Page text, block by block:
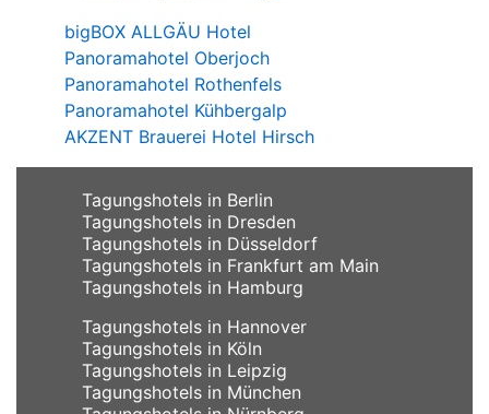
bigBOX ALLGÄU Hotel
Panoramahotel Oberjoch
Panoramahotel Rothenfels
Panoramahotel Kühbergalp
AKZENT Brauerei Hotel Hirsch
Tagungshotels in Berlin
Tagungshotels in Dresden
Tagungshotels in Düsseldorf
Tagungshotels in Frankfurt am Main
Tagungshotels in Hamburg
Tagungshotels in Hannover
Tagungshotels in Köln
Tagungshotels in Leipzig
Tagungshotels in München